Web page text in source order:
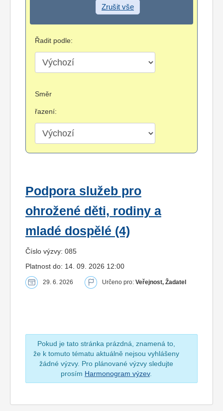
Zrušit vše
Řadit podle:
Směr
řazení:
Podpora služeb pro
ohrožené děti, rodiny a
mladé dospělé (4)
Číslo výzvy: 085
Platnost do: 14. 09. 2026 12:00
29. 6. 2026 Určeno pro: Veřejnost, Žadatel
Pokud je tato stránka prázdná, znamená to,
že k tomuto tématu aktuálně nejsou vyhlášeny
žádné výzvy. Pro plánované výzvy sledujte
prosím Harmonogram výzev.